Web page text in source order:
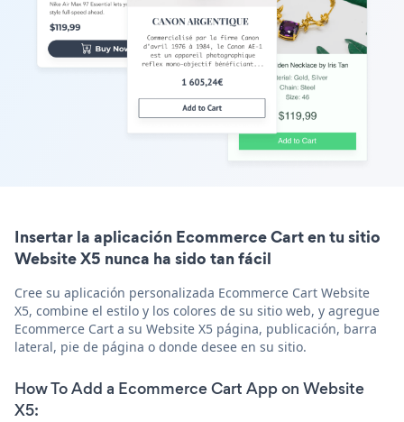
Insertar la aplicación Ecommerce Cart en tu sitio
Website X5 nunca ha sido tan fácil
Cree su aplicación personalizada Ecommerce Cart Website
X5, combine el estilo y los colores de su sitio web, y agregue
Ecommerce Cart a su Website X5 página, publicación, barra
lateral, pie de página o donde desee en su sitio.
How To Add a Ecommerce Cart App on Website
X5: